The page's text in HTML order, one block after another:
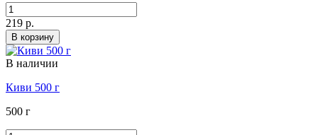
219 р.
В корзину
В наличии
Киви 500 г
500 г